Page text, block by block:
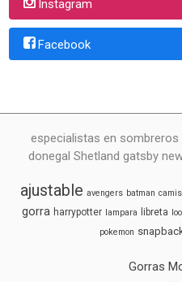
Instagram
Facebook
especialistas en
donegal Shetland gatsby
ajustable avengers batman
gorra harrypotter lampara libreta
pokemon
Gorras